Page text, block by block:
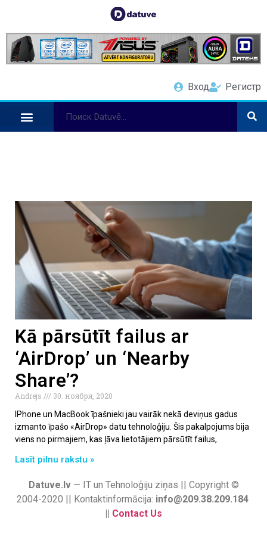
Вход Регистр
Kā pārsūtīt failus ar
‘AirDrop’ un ‘Nearby
Share’?
Andrejs
30. ноября, 2020
IPhone un MacBook īpašnieki jau vairāk nekā deviņus gadus
izmanto īpašo «AirDrop» datu tehnoloģiju. Šis pakalpojums bija
viens no pirmajiem, kas ļāva lietotājiem pārsūtīt failus,
Lasīt pilnu rakstu »
Datuve.lv— IT un Tehnoloģiju ziņas || Copyright ©
2004-2020 || Kontaktinformācija: info@209.38.209.184
|| Contact Us